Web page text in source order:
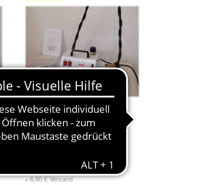
Stir Vapor Dampfbügelstation
mit Bügeleisen NEU
+ 6,90 € Versand